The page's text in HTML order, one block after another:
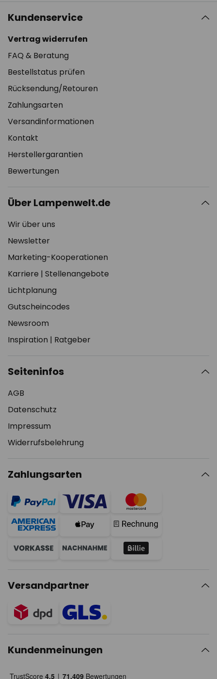
Kundenservice
Vertrag widerrufen
FAQ & Beratung
Bestellstatus prüfen
Rücksendung/Retouren
Zahlungsarten
Versandinformationen
Kontakt
Herstellergarantien
Bewertungen
Über Lampenwelt.de
Wir über uns
Newsletter
Marketing-Kooperationen
Karriere | Stellenangebote
Lichtplanung
Gutscheincodes
Newsroom
Inspiration | Ratgeber
Seiteninfos
AGB
Datenschutz
Impressum
Widerrufsbelehrung
Zahlungsarten
Versandpartner
Kundenmeinungen